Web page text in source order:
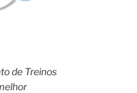
de Treinos